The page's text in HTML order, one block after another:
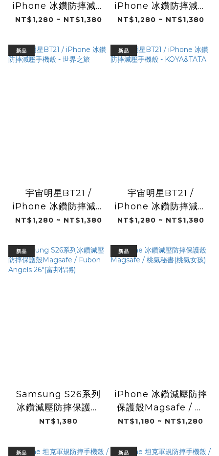
iPhone 冰鑽防摔減壓
手機殼 - 絲帶派對
NT$1,280 ~ NT$1,380
iPhone 冰鑽防摔減壓
手機殼 - 音樂之旅
NT$1,280 ~ NT$1,380
新品
宇宙明星BT21 /
iPhone 冰鑽防摔減壓
手機殼 - 世界之旅
NT$1,280 ~ NT$1,380
新品
宇宙明星BT21 /
iPhone 冰鑽防摔減壓
手機殼 -
NT$1,280 ~ NT$1,380
新品
Samsung S26系列
冰鑽減壓防摔保護殼
Magsafe / Fubon
將)
NT$1,380
新品
iPhone 冰鑽減壓防摔
保護殼Magsafe / 桃
氣秘書(桃氣女孩)
NT$1,180 ~ NT$1,280
新品 新品